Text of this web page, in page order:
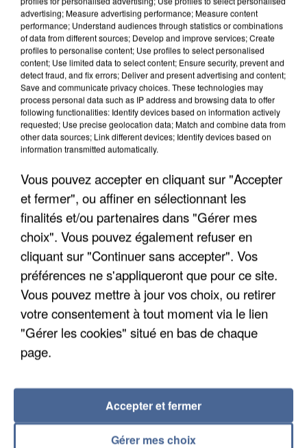
UNE TOURISTE DE L’OISE EMPORTÉE PAR UNE
COULÉE DE BOUE EN HAUTE-SAVOIE
LES DONNÉES DE 300 000 CLIENTS DÉROBÉES À
INTERMARCHÉ APRÈS UNE...
advertising; Measure advertising performance; Measure content
performance; Understand audiences through statistics or combinations
of data from different sources; Develop and improve services; Create
profiles to personalise content; Use profiles to select personalised
content; Use limited data to select content; Ensure security, prevent and
detect fraud, and fix errors; Deliver and present advertising and content;
Save and communicate privacy choices. These technologies may
process personal data such as IP address and browsing data to offer
following functionalities: Identify devices based on information actively
requested; Use precise geolocation data; Match and combine data from
other data sources; Link different devices; Identify devices based on
information transmitted automatically.
Vous pouvez accepter en cliquant sur "Accepter
et fermer", ou affiner en sélectionnant les
finalités et/ou partenaires dans "Gérer mes
choix". Vous pouvez également refuser en
cliquant sur "Continuer sans accepter". Vos
préférences ne s'appliqueront que pour ce site.
Vous pouvez mettre à jour vos choix, ou retirer
votre consentement à tout moment via le lien
"Gérer les cookies" situé en bas de chaque
page.
Gérer mes choix
Accepter et fermer